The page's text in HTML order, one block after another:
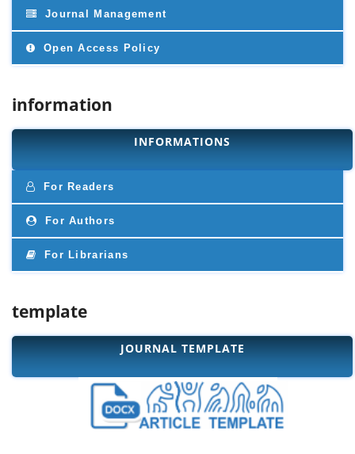
Journal Management
Open Access Policy
information
INFORMATIONS
For Readers
For Authors
For Librarians
template
JOURNAL TEMPLATE